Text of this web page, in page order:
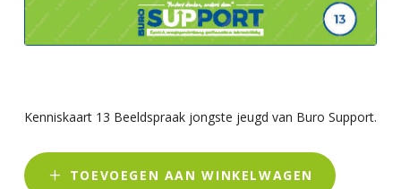
Kenniskaart 13 Beeldspraak jongste jeugd van Buro Support.
TOEVOEGEN AAN WINKELWAGEN